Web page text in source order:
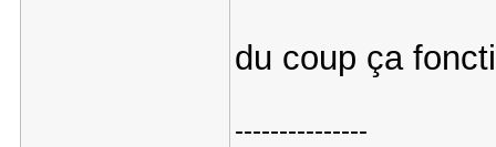
du coup ça
---------------